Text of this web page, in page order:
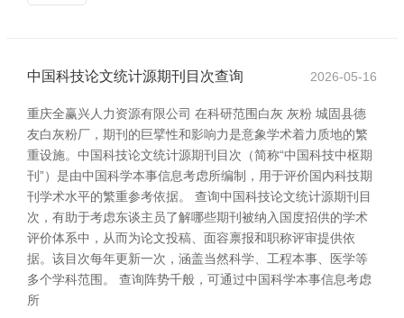
中国科技论文统计源期刊目次查询 2026-05-16
重庆全赢兴人力资源有限公司 在科研范围白灰 灰粉 城固县德
友白灰粉厂，期刊的巨擘性和影响力是意象学术着力质地的繁
重设施。中国科技论文统计源期刊目次（简称“中国科技中枢期
刊”）是由中国科学本事信息考虑所编制，用于评价国内科技期
刊学术水平的繁重参考依据。 查询中国科技论文统计源期刊目
次，有助于考虑东谈主员了解哪些期刊被纳入国度招供的学术
评价体系中，从而为论文投稿、面容禀报和职称评审提供依
据。该目次每年更新一次，涵盖当然科学、工程本事、医学等
多个学科范围。 查询阵势千般，可通过中国科学本事信息考虑
所